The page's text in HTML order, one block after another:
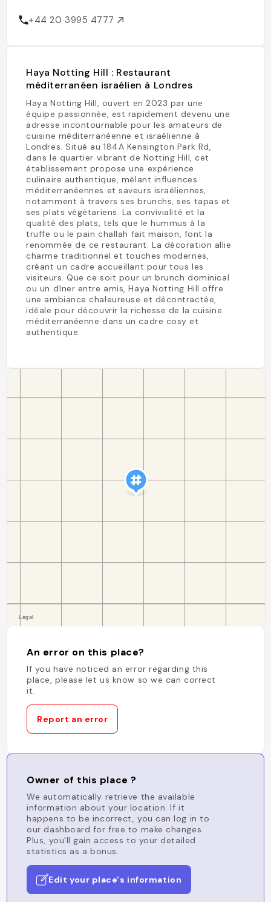
+44 20 3995 4777
Haya Notting Hill : Restaurant
méditerranéen israélien à Londres
Haya Notting Hill, ouvert en 2023 par une
équipe passionnée, est rapidement devenu une
adresse incontournable pour les amateurs de
cuisine méditerranéenne et israélienne à
Londres. Situé au 184A Kensington Park Rd,
dans le quartier vibrant de Notting Hill, cet
établissement propose une expérience
culinaire authentique, mêlant influences
méditerranéennes et saveurs israéliennes,
notamment à travers ses brunchs, ses tapas et
ses plats végétariens. La convivialité et la
qualité des plats, tels que le hummus à la
truffe ou le pain challah fait maison, font la
renommée de ce restaurant. La décoration allie
charme traditionnel et touches modernes,
créant un cadre accueillant pour tous les
visiteurs. Que ce soit pour un brunch dominical
ou un dîner entre amis, Haya Notting Hill offre
une ambiance chaleureuse et décontractée,
idéale pour découvrir la richesse de la cuisine
méditerranéenne dans un cadre cosy et
authentique.
An error on this place?
If you have noticed an error regarding this
place, please let us know so we can correct
it.
Report an error
Owner of this place ?
We automatically retrieve the available
information about your location. If it
happens to be incorrect, you can log in to
our dashboard for free to make changes.
Plus, you'll gain access to your detailed
statistics as a bonus.
Edit your place's information